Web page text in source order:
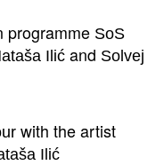
programme SoS
Ilić and Solvej
with the artist
Ilić